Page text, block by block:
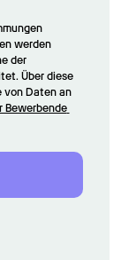
werden
der
Über diese
von Daten an
Bewerbende